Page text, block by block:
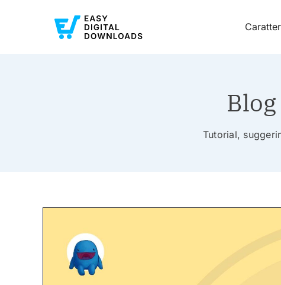
Tutorial,